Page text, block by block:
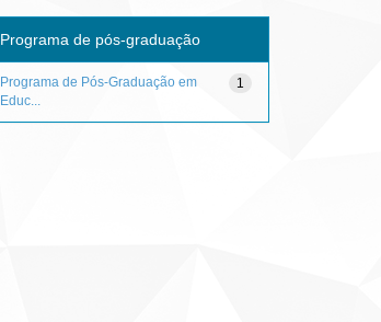
Programa de pós-graduação
1
Programa de Pós-Graduação em
Educ...